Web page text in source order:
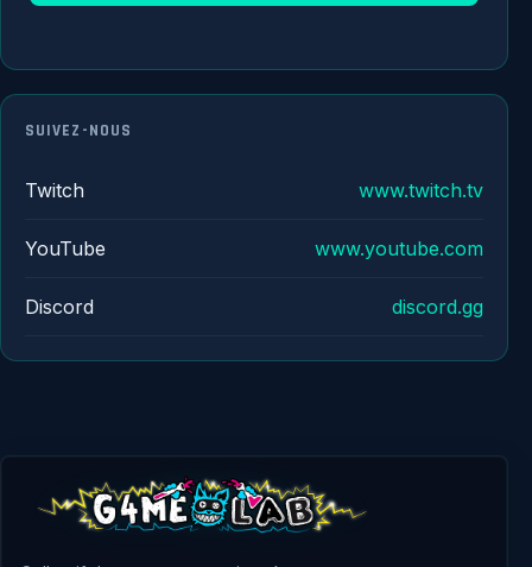
SUIVEZ-NOUS
Twitch www.twitch.tv
YouTube www.youtube.com
Discord discord.gg